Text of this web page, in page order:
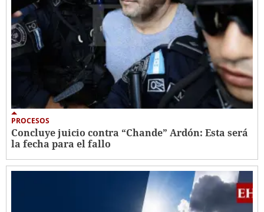
PROCESOS
Concluye juicio contra “Chande” Ardón: Esta será
la fecha para el fallo